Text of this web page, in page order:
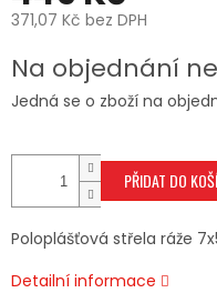
371,07 Kč bez DPH
cena:
Na objednání
Jedná se o zboží na
PŘIDAT DO
Poloplášťová střela ráže
Detailní informace